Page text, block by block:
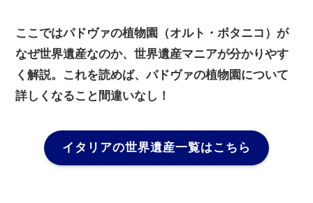
ここではパドヴァの植物園（オルト・ボタニコ）が
なぜ世界遺産なのか、世界遺産マニアが分かりやす
く解説。これを読めば、パドヴァの植物園について
詳しくなること間違いなし！
イタリアの世界遺産一覧はこちら